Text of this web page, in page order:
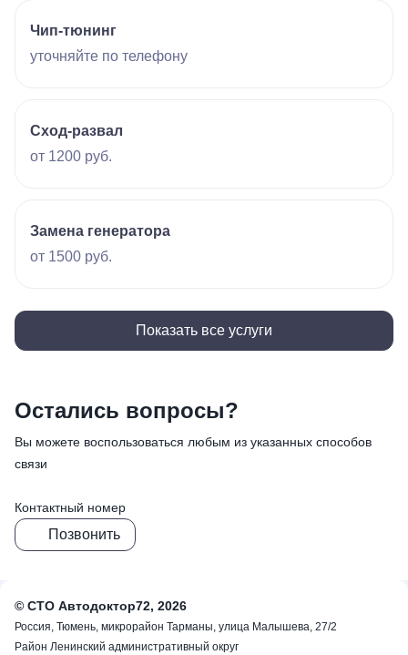
Чип-тюнинг
уточняйте по телефону
Сход-развал
от 1200 руб.
Замена генератора
от 1500 руб.
Показать все услуги
Остались вопросы?
Вы можете воспользоваться любым из указанных способов
связи
Контактный номер
Позвонить
© СТО Автодоктор72, 2026
Россия, Тюмень, микрорайон Тарманы, улица Малышева, 27/2
Район Ленинский административный округ